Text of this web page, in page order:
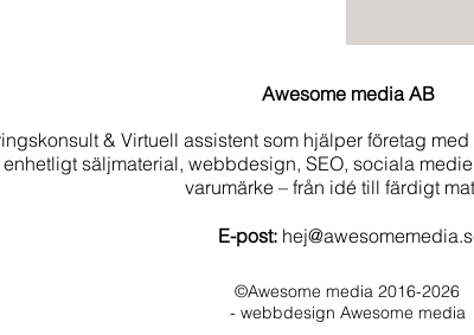
Awesome media AB
& Virtuell assistent som hjälper företag
säljmaterial, webbdesign, SEO, sociala
varumärke – från idé till färdigt
E-post:
©Awesome media 2016-2026
- webbdesign Awesome media